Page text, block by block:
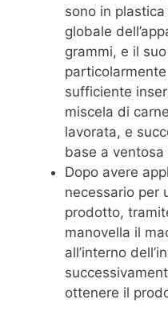
sono in
globale
grammi, e il
sufficiente
miscela di
lavorata, e
base a
Dopo avere
necessario per
prodotto,
manovella il
all’interno
ottenere il